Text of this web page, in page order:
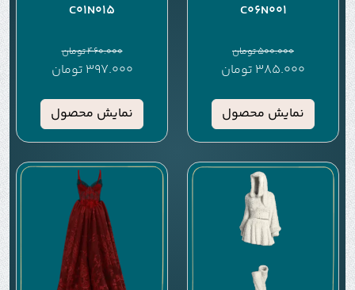
C06N001
500.000تومان
385.000 تومان
نمایش محصول
C01N015
460.000تومان
397.000 تومان
نمایش محصول